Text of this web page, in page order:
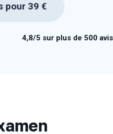
pour 39 €
4,8/5 sur plus de 500 avis